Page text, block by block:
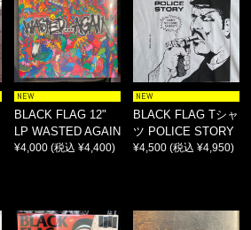
NEW
BLACK FLAG 12"
LP WASTED AGAIN
¥4,000 (税込 ¥4,400)
NEW
BLACK FLAG Tシャ
ツ POLICE STORY
¥4,500 (税込 ¥4,950)